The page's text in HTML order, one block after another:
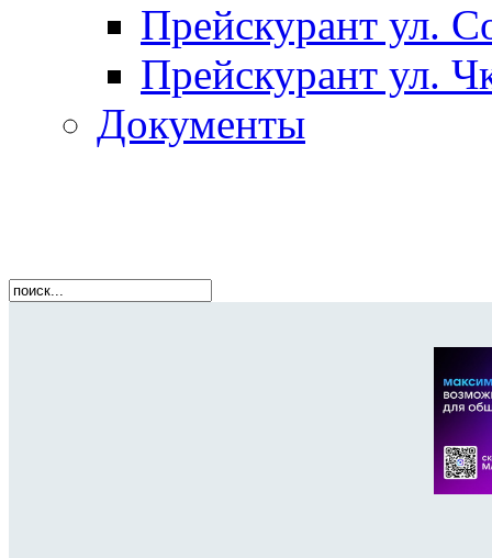
Прейскурант ул.
Прейскурант ул.
Документы